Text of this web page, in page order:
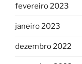
fevereiro 2023
janeiro 2023
dezembro 2022